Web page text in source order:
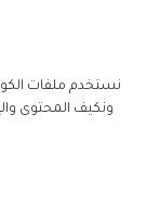
نستخدم ملفات
ونكيف المحتوى